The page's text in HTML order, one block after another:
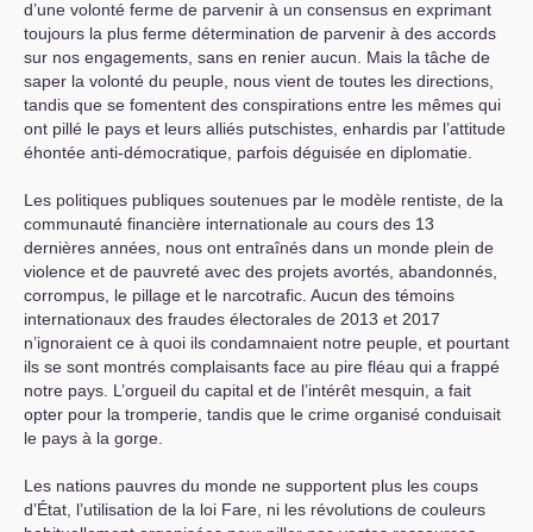
d’une volonté ferme de parvenir à un consensus en exprimant
toujours la plus ferme détermination de parvenir à des accords
sur nos engagements, sans en renier aucun. Mais la tâche de
saper la volonté du peuple, nous vient de toutes les directions,
tandis que se fomentent des conspirations entre les mêmes qui
ont pillé le pays et leurs alliés putschistes, enhardis par l’attitude
éhontée anti-démocratique, parfois déguisée en diplomatie.
Les politiques publiques soutenues par le modèle rentiste, de la
communauté financière internationale au cours des 13
dernières années, nous ont entraînés dans un monde plein de
violence et de pauvreté avec des projets avortés, abandonnés,
corrompus, le pillage et le narcotrafic. Aucun des témoins
internationaux des fraudes électorales de 2013 et 2017
n’ignoraient ce à quoi ils condamnaient notre peuple, et pourtant
ils se sont montrés complaisants face au pire fléau qui a frappé
notre pays. L’orgueil du capital et de l’intérêt mesquin, a fait
opter pour la tromperie, tandis que le crime organisé conduisait
le pays à la gorge.
Les nations pauvres du monde ne supportent plus les coups
d’État, l’utilisation de la loi Fare, ni les révolutions de couleurs